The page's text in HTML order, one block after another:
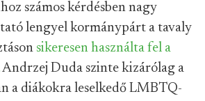
számos kérdésben nagy
lengyel kormánypárt a tavaly
sikeresen használta fel a
Andrzej Duda szinte kizárólag a
a diákokra leselkedő LMBTQ-